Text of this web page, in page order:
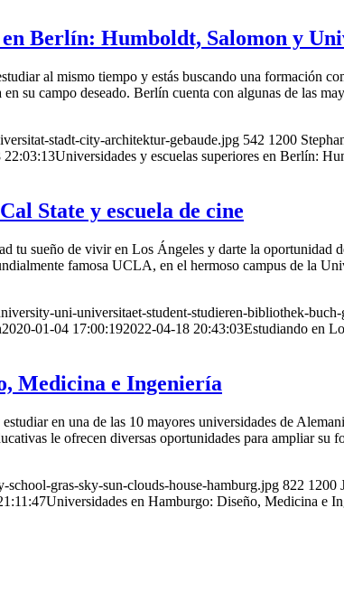
Berlín: Humboldt, Salomon y
al mismo tiempo y estás buscando una formación
su campo deseado. Berlín cuenta con algunas de las
stadt-city-architektur-gebaude.jpg 542 1200
22:03:13Universidades y escuelas superiores en Berlín:
State y escuela de cine
tu sueño de vivir en Los Ángeles y darte la
famosa UCLA, en el hermoso campus de la
uni-universitaet-student-studieren-bibliothek-buch-
2020-01-04 17:00:192022-04-18 20:43:03Estudiando en
Medicina e Ingeniería
en una de las 10 mayores universidades de
le ofrecen diversas oportunidades para ampliar
gras-sky-sun-clouds-house-hamburg.jpg 822 1200
Universidades en Hamburgo: Diseño, Medicina e